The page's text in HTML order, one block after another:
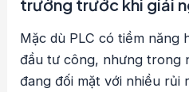
trường trước khi giải
Mặc dù PLC có tiềm năng
đầu tư công, nhưng trong
đang đối mặt với nhiều rủi